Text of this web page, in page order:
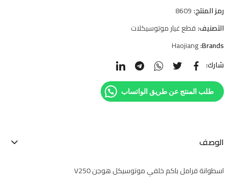
رمز المنتج:8609
التصنيف:قطع غيار موتوسيكلات
Brands:
Haojiang
شارك:
طلب المنتج عن طريق الواتساب
الوصف
اسطوانة فرامل باكم خلفي موتوسيكل هوجن V250